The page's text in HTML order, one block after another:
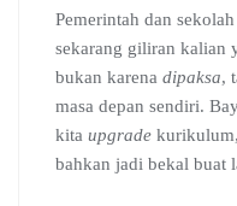
Pemerintah dan
sekarang giliran
bukan karena dipaksa,
masa depan sendiri.
kita upgrade
bahkan jadi bekal buat